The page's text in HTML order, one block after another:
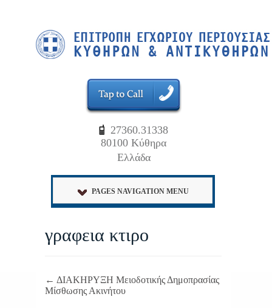
27360.31338
80100 Κύθηρα
Ελλάδα
PAGES NAVIGATION MENU
γραφεια κτιρο
← ΔΙΑΚΗΡΥΞΗ Μειοδοτικής Δημοπρασίας
Μίσθωσης Ακινήτου